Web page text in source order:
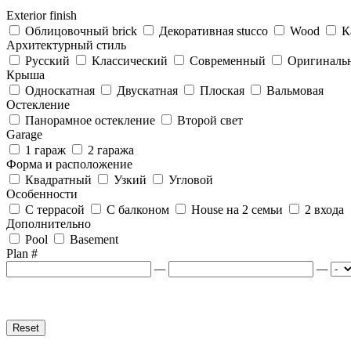
Exterior finish
Облицовочный brick
Декоративная stucco Wood
Архитектурный стиль
Русский
Классический Современный
Крыша
Односкатная
Двускатная Плоская
Вальмовая
Остекление
Панорамное остекление
Второй свет
Garage
1 гараж
2 гаража
Форма и расположение
Квадратный
Узкий
Угловой
Особенности
С террасой
С балконом House на 2 семьи
2 входа
Дополнительно
Pool
Basement
Plan #
—
—